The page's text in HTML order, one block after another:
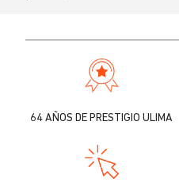
64 AÑOS DE PRESTIGIO ULIMA